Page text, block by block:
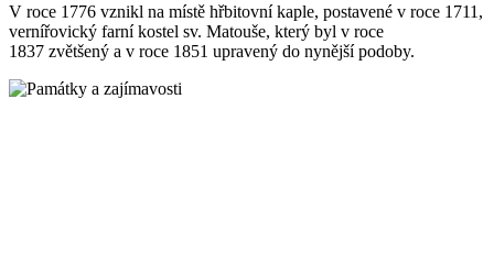
V roce 1776 vznikl na místě hřbitovní kaple, postavené v roce 1711,
vernířovický farní kostel sv. Matouše, který byl v roce
1837 zvětšený a v roce 1851 upravený do nynější podoby.